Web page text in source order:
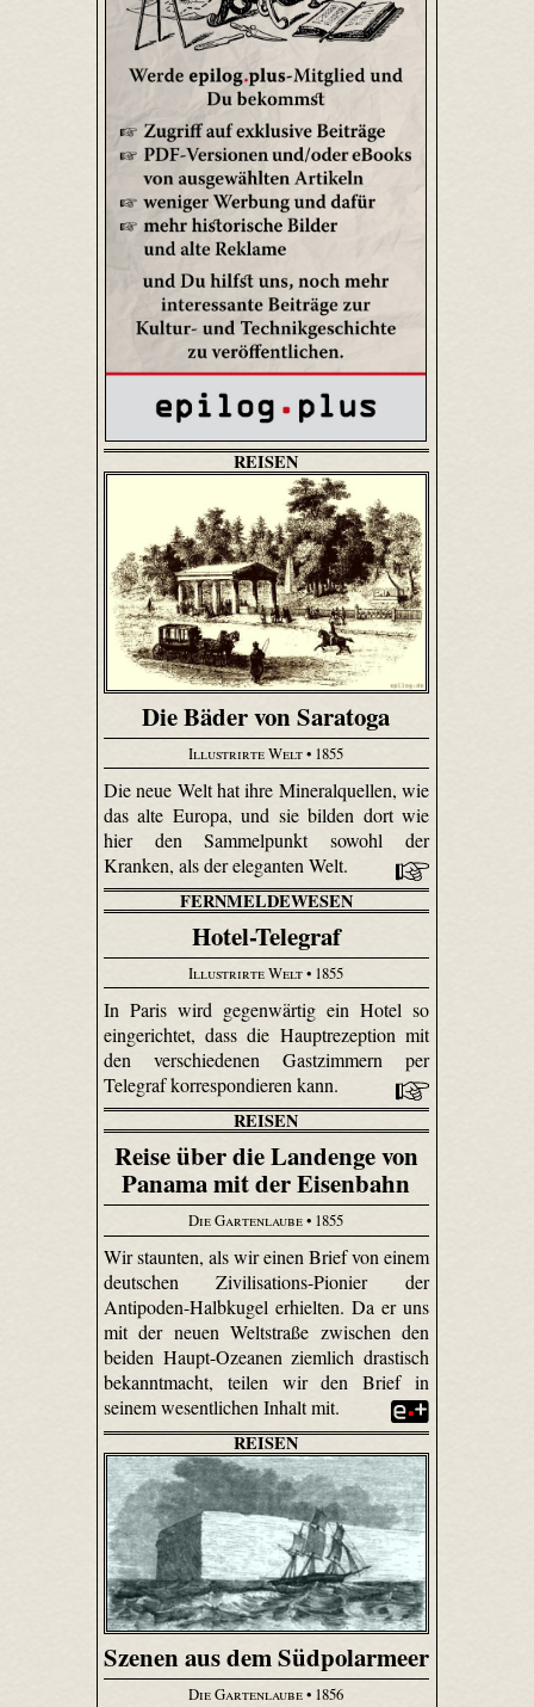
REISEN
Die Bäder von Saratoga
Illustrirte Welt• 1855
Die neue Welt hat ihre Mineralquellen, wie
das alte Europa, und sie bilden dort wie
hier den Sammelpunkt sowohl der
Kranken, als der eleganten Welt.
FERNMELDEWESEN
Hotel-Telegraf
Illustrirte Welt• 1855
In Paris wird gegenwärtig ein Hotel so
eingerichtet, dass die Hauptrezeption mit
den verschiedenen Gastzimmern per
Telegraf korrespondieren kann.
REISEN
Reise über die Landenge von
Panama mit der Eisenbahn
Die Gartenlaube• 1855
Wir staunten, als wir einen Brief von einem
deutschen Zivilisations-Pionier der
Antipoden-Halbkugel erhielten. Da er uns
mit der neuen Weltstraße zwischen den
beiden Haupt-Ozeanen ziemlich drastisch
bekanntmacht, teilen wir den Brief in
seinem wesentlichen Inhalt mit.
REISEN
Szenen aus dem Südpolarmeer
Die Gartenlaube• 1856